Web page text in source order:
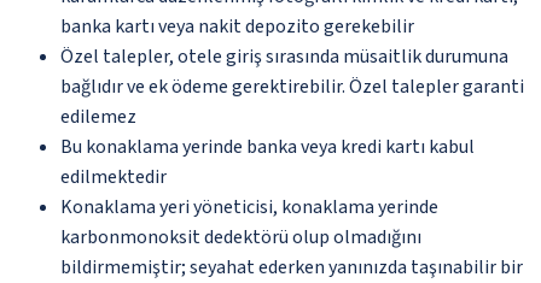
banka kartı veya nakit depozito gerekebilir
Özel talepler, otele giriş sırasında müsaitlik durumuna
bağlıdır ve ek ödeme gerektirebilir. Özel talepler garanti
edilemez
Bu konaklama yerinde banka veya kredi kartı kabul
edilmektedir
Konaklama yeri yöneticisi, konaklama yerinde
karbonmonoksit dedektörü olup olmadığını
bildirmemiştir; seyahat ederken yanınızda taşınabilir bir